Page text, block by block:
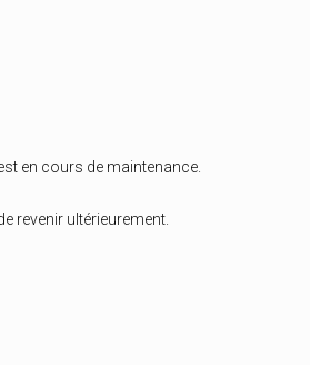
en cours de maintenance.
revenir ultérieurement.